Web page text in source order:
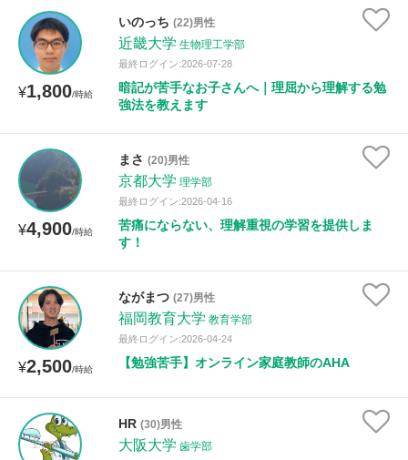
¥1,800/時給
いのっち (22)男性
近畿大学 生物理工学部
最終ログイン:2026-07-28
暗記が苦手なお子さんへ｜理屈から理解する勉
強法を教えます
¥4,900/時給
まさ (20)男性
京都大学 理学部
最終ログイン:2026-04-16
苦痛にならない、理解重視の学習を提供しま
す！
¥2,500/時給
ながまつ (27)男性
福岡教育大学 教育学部
最終ログイン:2026-04-24
【勉強苦手】オンライン家庭教師のAHA
HR (30)男性
大阪大学 歯学部